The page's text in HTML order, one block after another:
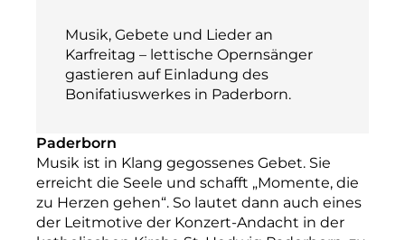
Musik, Gebete und Lieder an
Karfreitag – lettische Opernsänger
gastieren auf Einladung des
Bonifatiuswerkes in Paderborn.
Paderborn
Musik ist in Klang gegossenes Gebet. Sie
erreicht die Seele und schafft „Momente, die
zu Herzen gehen“. So lautet dann auch eines
der Leitmotive der Konzert-Andacht in der